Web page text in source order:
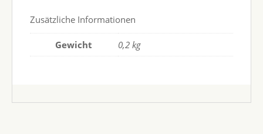
Zusätzliche Informationen
Gewicht 0,2 kg